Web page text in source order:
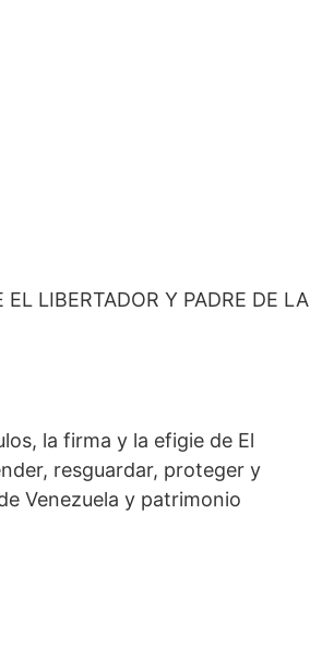
LIBERTADOR Y PADRE DE LA
la firma y la efigie de El
resguardar, proteger y
Venezuela y patrimonio